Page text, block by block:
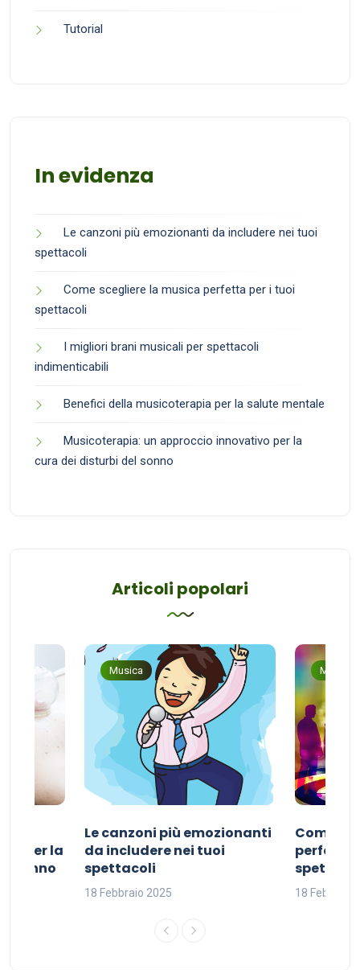
Tutorial
In evidenza
Le canzoni più emozionanti da includere nei tuoi
spettacoli
Come scegliere la musica perfetta per i tuoi
spettacoli
I migliori brani musicali per spettacoli
indimenticabili
Benefici della musicoterapia per la salute mentale
Musicoterapia: un approccio innovativo per la
cura dei disturbi del sonno
Articoli popolari
per la
sonno
Musica
Le canzoni più emozionanti
da includere nei tuoi
spettacoli
18 Febbraio 2025
Musica
Come
perfetta
18 Febbraio